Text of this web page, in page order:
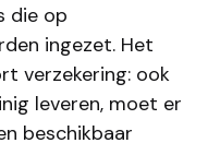
die op
ingezet. Het
verzekering: ook
leveren, moet er
beschikbaar